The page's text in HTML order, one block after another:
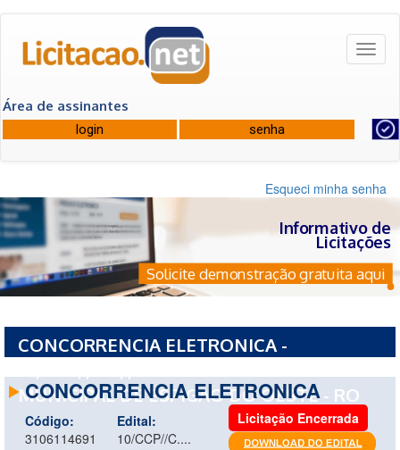
Área de assinantes
Esqueci minha senha
Informativo de
Licitações
Solicite demonstração gratuita aqui
CONCORRENCIA ELETRONICA -
MUNICIPAL DE ESPIGAO DO OESTE - RO
CONCORRENCIA ELETRONICA
Código:
3106114691
Edital:
10/CCP//C....
Licitação Encerrada